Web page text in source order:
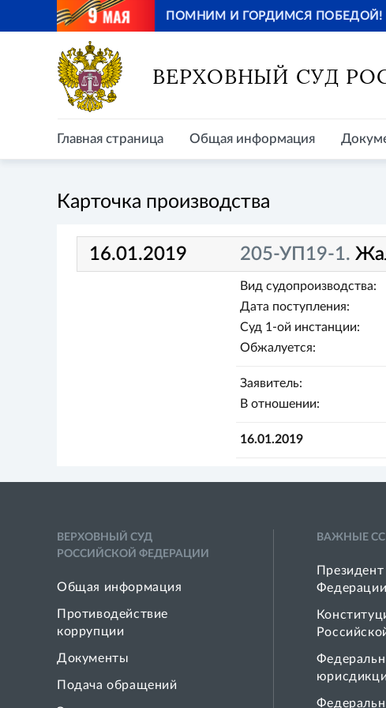
ПОМНИМ И ГОРДИМСЯ ПОБЕДОЙ!
Главная страница
ВЕРХОВНЫЙ СУД
Главная страница Общая информация
Карточка производства
16.01.2019 205-УП19-1.
Вид судопроизводства:
Дата поступления:
Суд 1-ой инстанции:
Обжалуется:
Заявитель:
В отношении:
16.01.2019
ВЕРХОВНЫЙ СУД
РОССИЙСКОЙ ФЕДЕРАЦИИ
Общая информация
Противодействие
коррупции
Документы
Подача обращений
ВАЖНЫЕ
Федерации